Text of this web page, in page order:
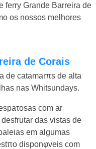
ferry Grande Barreira de
os nossos melhores
de Corais
de catamarπs de alta
nas Whitsundays.
com ar
das vistas de
em algumas
disponφveis com